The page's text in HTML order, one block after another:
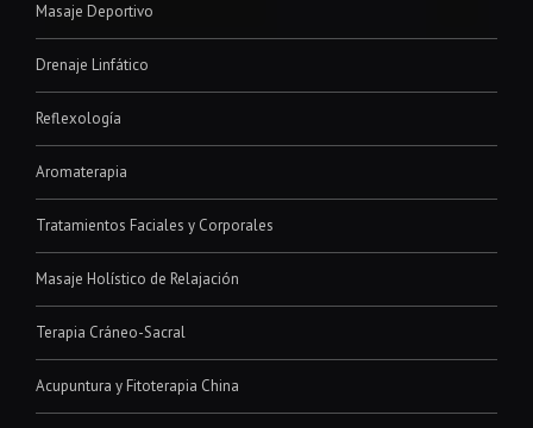
Masaje Deportivo
Drenaje Linfático
Reflexología
Aromaterapia
Tratamientos Faciales y Corporales
Masaje Holístico de Relajación
Terapia Cráneo-Sacral
Acupuntura y Fitoterapia China